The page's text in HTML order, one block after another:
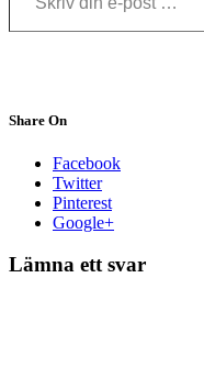
Share On
Facebook
Twitter
Pinterest
Google+
Lämna ett svar